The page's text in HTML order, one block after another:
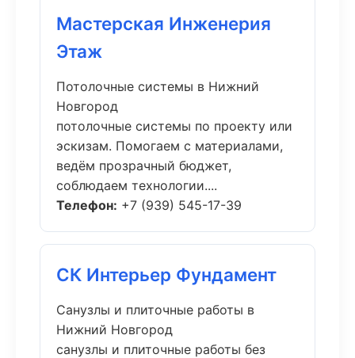
Мастерская Инженерия
Этаж
Потолочные системы в Нижний
Новгород
потолочные системы по проекту или
эскизам. Помогаем с материалами,
ведём прозрачный бюджет,
соблюдаем технологии....
Телефон: +7 (939) 545-17-39
СК Интерьер Фундамент
Санузлы и плиточные работы в
Нижний Новгород
санузлы и плиточные работы без